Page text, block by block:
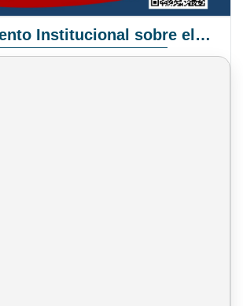
Pronunciamiento Institucional sobre el Proyecto de Ley N° 068/2025-2026 C.S.